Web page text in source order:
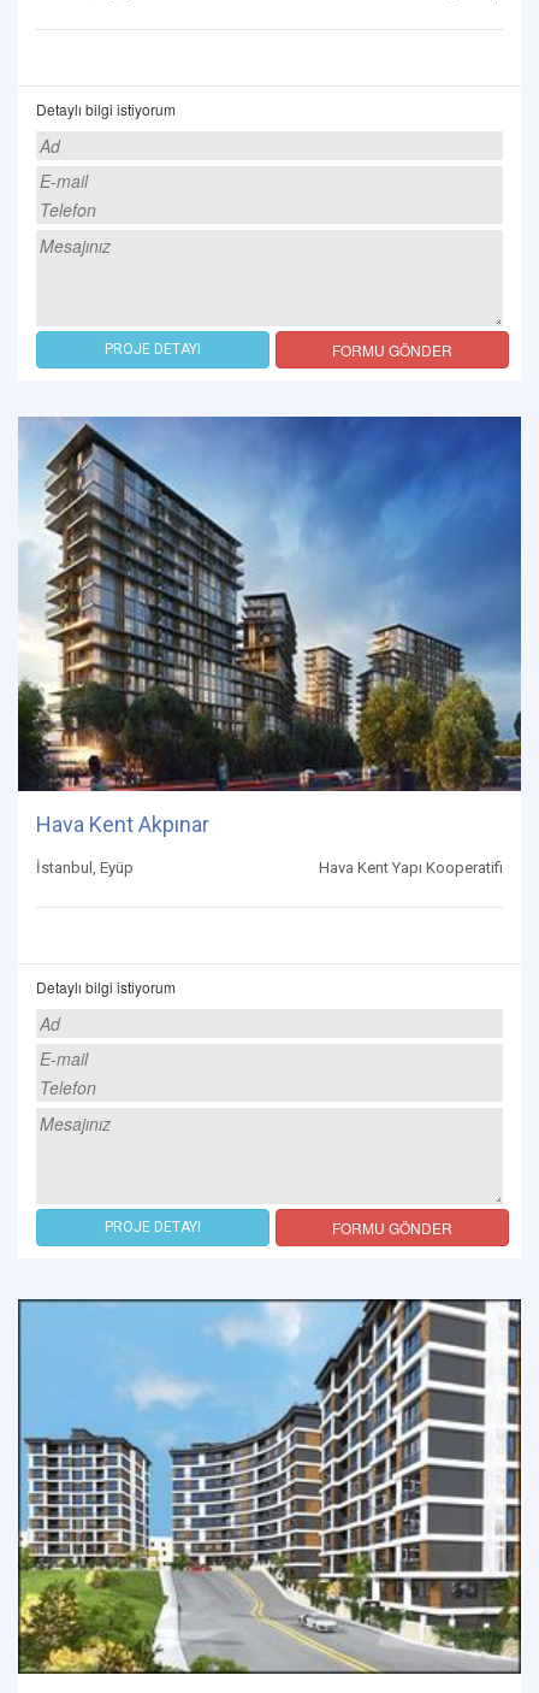
Detaylı bilgi istiyorum
PROJE DETAYI FORMU GÖNDER
Hava Kent Akpınar
İstanbul, Eyüp Hava Kent Yapı Kooperatifi
Detaylı bilgi istiyorum
PROJE DETAYI FORMU GÖNDER